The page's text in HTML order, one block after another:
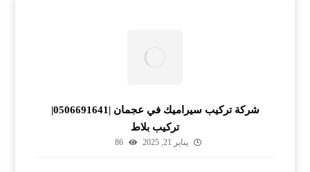
شركة تركيب سيراميك في عجمان |0506691641|
تركيب بلاط
يناير 21, 2025 86